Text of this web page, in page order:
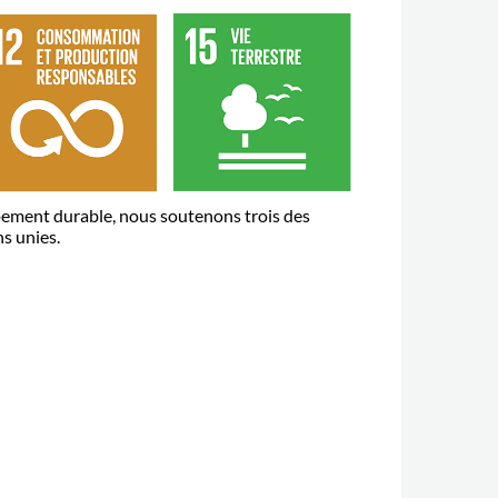
durable, nous soutenons trois des
unies.